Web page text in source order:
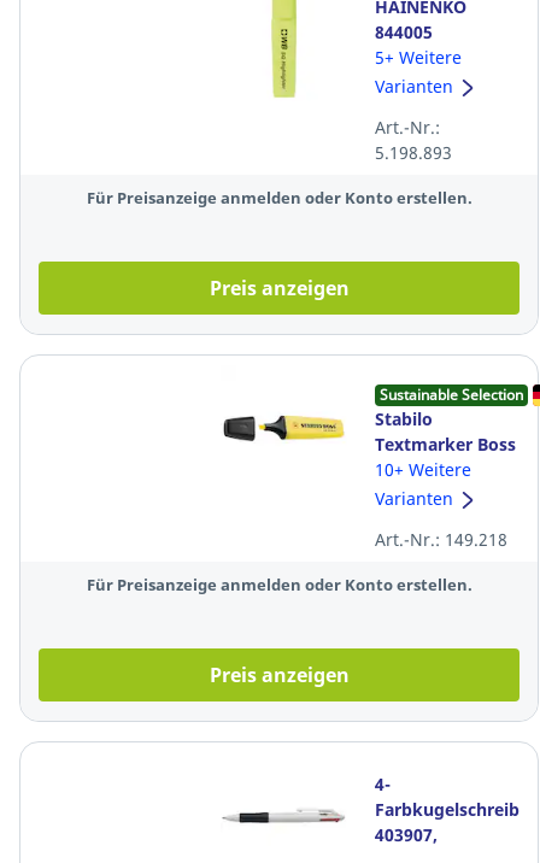
HAINENKO
844005
TEXTMARKER 2-
5MM gelb
5+ Weitere
Varianten
Art.-Nr.:
5.198.893
Für Preisanzeige anmelden oder Konto erstellen.
Preis anzeigen
Sustainable Selection
Stabilo
Textmarker Boss
Original 70/24,
Strichstärke: 2-
nachfüllbar, gelb
10+ Weitere
Varianten
Art.-Nr.: 149.218
Für Preisanzeige anmelden oder Konto erstellen.
Preis anzeigen
4-
Farbkugelschreiber
403907,